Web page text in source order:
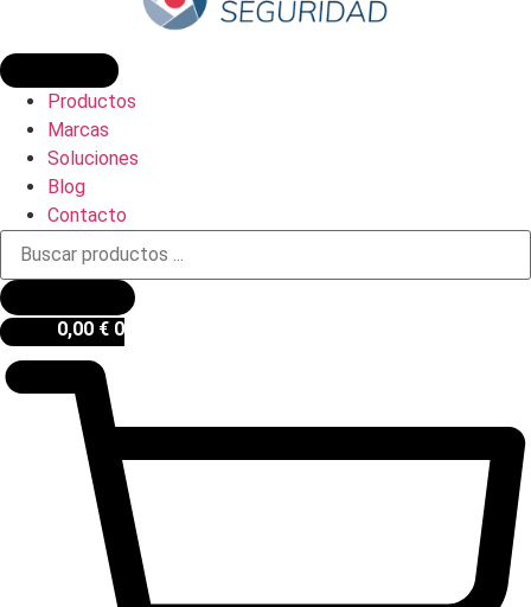
Productos
Marcas
Soluciones
Blog
Contacto
Búsqueda
productos
0,00 € 0